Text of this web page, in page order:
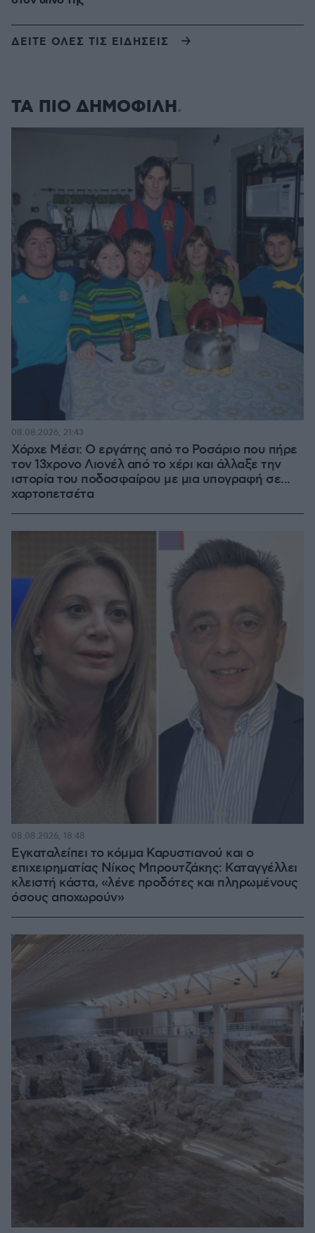
ΔΕΙΤΕ ΟΛΕΣ ΤΙΣ ΕΙΔΗΣΕΙΣ
ΤΑ ΠΙΟ ΔΗΜΟΦΙΛΗ
Χόρχε Μέσι: Ο εργάτης από το Ροσάριο που πήρε
τον 13χρονο Λιονέλ από το χέρι και άλλαξε την
ιστορία του ποδοσφαίρου με μια υπογραφή σε...
χαρτοπετσέτα
08.08.2026, 21:43
Εγκαταλείπει το κόμμα Καρυστιανού και ο
επιχειρηματίας Νίκος Μπρουτζάκης: Καταγγέλλει
κλειστή κάστα, «λένε προδότες και πληρωμένους
όσους αποχωρούν»
08.08.2026, 18:48